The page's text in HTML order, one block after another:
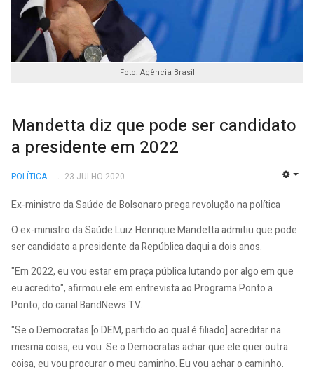
Foto: Agência Brasil
Mandetta diz que pode ser candidato
a presidente em 2022
POLÍTICA 23 JULHO 2020
Ex-ministro da Saúde de Bolsonaro prega revolução na política
O ex-ministro da Saúde Luiz Henrique Mandetta admitiu que pode
ser candidato a presidente da República daqui a dois anos.
"Em 2022, eu vou estar em praça pública lutando por algo em que
eu acredito", afirmou ele em entrevista ao Programa Ponto a
Ponto, do canal BandNews TV.
"Se o Democratas [o DEM, partido ao qual é filiado] acreditar na
mesma coisa, eu vou. Se o Democratas achar que ele quer outra
coisa, eu vou procurar o meu caminho. Eu vou achar o caminho.